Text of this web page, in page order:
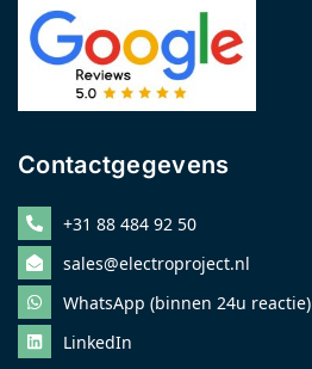
Contactgegevens
+31 88 484 92 50
sales@electroproject.nl
WhatsApp (binnen 24u reactie)
LinkedIn